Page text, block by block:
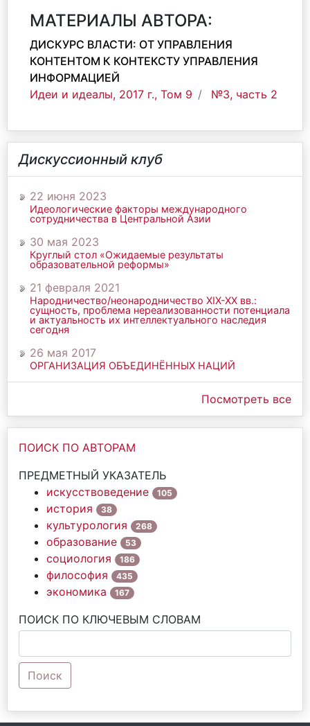
МАТЕРИАЛЫ АВТОРА:
ДИСКУРС ВЛАСТИ: ОТ УПРАВЛЕНИЯ
КОНТЕНТОМ К КОНТЕКСТУ УПРАВЛЕНИЯ
ИНФОРМАЦИЕЙ
Идеи и идеалы, 2017 г., Том 9
№3, часть 2
Дискуссионный клуб
22 июня 2023
Идеологические факторы международного
сотрудничества в Центральной Азии
30 мая 2023
Круглый стол «Ожидаемые результаты
образовательной реформы»
21 февраля 2021
Народничество/неонародничество ХIХ-ХХ вв.:
сущность, проблема нереализованности потенциала
и актуальность их интеллектуального наследия
сегодня
26 мая 2017
ОРГАНИЗАЦИЯ ОБЪЕДИНЁННЫХ НАЦИЙ
Посмотреть все
ПОИСК ПО АВТОРАМ
ПРЕДМЕТНЫЙ УКАЗАТЕЛЬ
искусствоведение
105
история 38
культурология 268
образование 53
социология 186
философия 435
экономика 167
ПОИСК ПО КЛЮЧЕВЫМ СЛОВАМ
Поиск